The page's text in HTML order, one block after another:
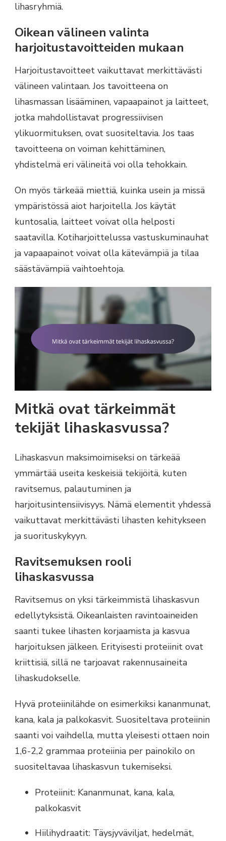
lihasryhmiä.
Oikean välineen valinta
harjoitustavoitteiden mukaan
Harjoitustavoitteet vaikuttavat merkittävästi
välineen valintaan. Jos tavoitteena on
lihasmassan lisääminen, vapaapainot ja laitteet,
jotka mahdollistavat progressiivisen
ylikuormituksen, ovat suositeltavia. Jos taas
tavoitteena on voiman kehittäminen,
yhdistelmä eri välineitä voi olla tehokkain.
On myös tärkeää miettiä, kuinka usein ja missä
ympäristössä aiot harjoitella. Jos käytät
kuntosalia, laitteet voivat olla helposti
saatavilla. Kotiharjoittelussa vastuskuminauhat
ja vapaapainot voivat olla kätevämpiä ja tilaa
säästävämpiä vaihtoehtoja.
Mitkä ovat tärkeimmät
tekijät lihaskasvussa?
Lihaskasvun maksimoimiseksi on tärkeää
ymmärtää useita keskeisiä tekijöitä, kuten
ravitsemus, palautuminen ja
harjoitusintensiivisyys. Nämä elementit yhdessä
vaikuttavat merkittävästi lihasten kehitykseen
ja suorituskykyyn.
Ravitsemuksen rooli
lihaskasvussa
Ravitsemus on yksi tärkeimmistä lihaskasvun
edellytyksistä. Oikeanlaisten ravintoaineiden
saanti tukee lihasten korjaamista ja kasvua
harjoituksen jälkeen. Erityisesti proteiinit ovat
kriittisiä, sillä ne tarjoavat rakennusaineita
lihaskudokselle.
Hyvä proteiinilähde on esimerkiksi kananmunat,
kana, kala ja palkokasvit. Suositeltava proteiinin
saanti voi vaihdella, mutta yleisesti ottaen noin
1,6-2,2 grammaa proteiinia per painokilo on
suositeltavaa lihaskasvun tukemiseksi.
Proteiinit: Kananmunat, kana, kala,
palkokasvit
Hiilihydraatit: Täysjyväviljat, hedelmät,